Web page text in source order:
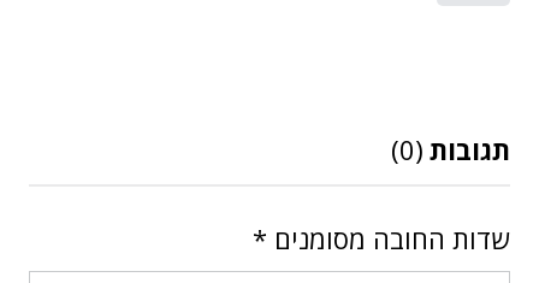
תגובות (0)
שדות החובה מסומנים *